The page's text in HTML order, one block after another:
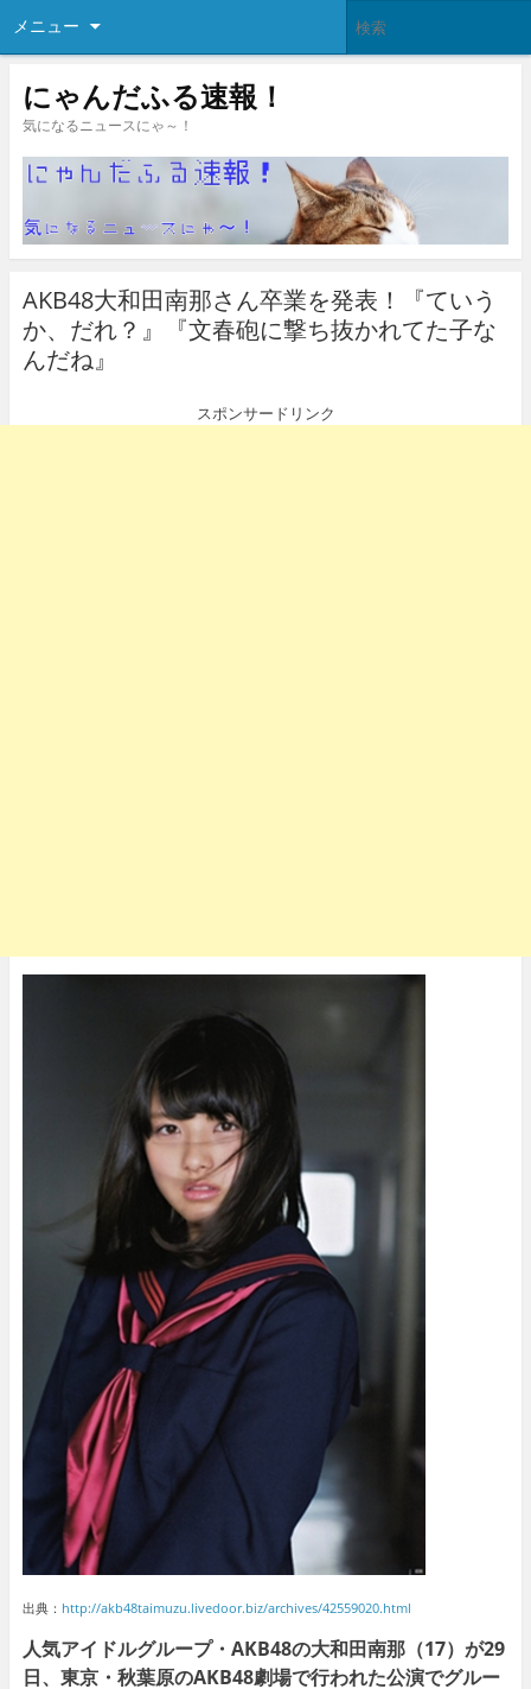
メニュー
にゃんだふる速報！
気になるニュースにゃ～！
AKB48大和田南那さん卒業を発表！『ていう
か、だれ？』『文春砲に撃ち抜かれてた子な
んだね』
スポンサードリンク
出典： http://akb48taimuzu.livedoor.biz/archives/42559020.html
人気アイドルグループ・AKB48の大和田南那（17）が29
日、東京・秋葉原のAKB48劇場で行われた公演でグルー